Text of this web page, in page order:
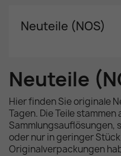
Neuteile (NOS)
Neuteile
Hier finden Sie originale
Tagen. Die Teile stammen
Sammlungsauflösungen,
oder nur in geringer
Originalverpackungen